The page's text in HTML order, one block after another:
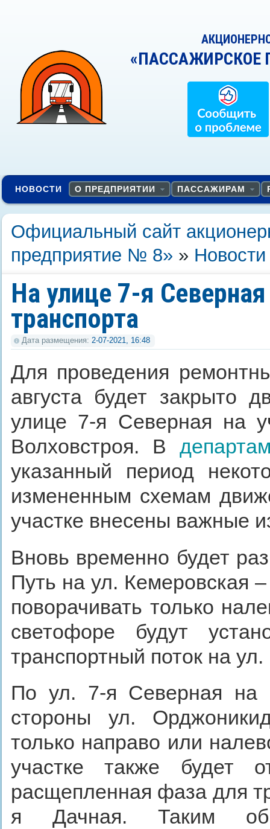
«ПАССАЖИРСКОЕ
НОВОСТИ О ПРЕДПРИЯТИИ ПАССАЖИРАМ
Официальный сайт
предприятие № 8» » Новости
На улице 7-я
транспорта
Дата размещения: 2-07-2021, 16:48
Для проведения
августа будет закрыто
улице 7-я Северная на
Волховстроя. В
указанный период
измененным схемам
участке внесены важные
Вновь временно будет
Путь на ул. Кемеровская
поворачивать только
светофоре будут
транспортный поток на
По ул. 7-я Северная на
стороны ул.
только направо или
участке также будет
расщепленная фаза для
я Дачная. Таким